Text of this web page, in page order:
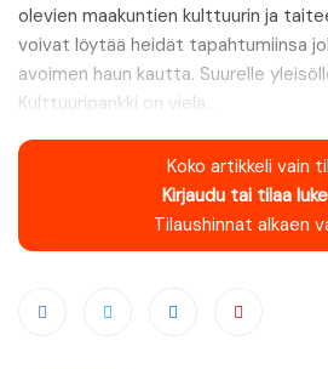
olevien maakuntien kulttuurin ja
voivat löytää heidät tapahtumiinsa
avoimen haun kautta. Suurelle
Kulttuuripankki on vielä...
Koko artikkeli vain
Kirjaudu tai tilaa
Tilaushinnat alkaen